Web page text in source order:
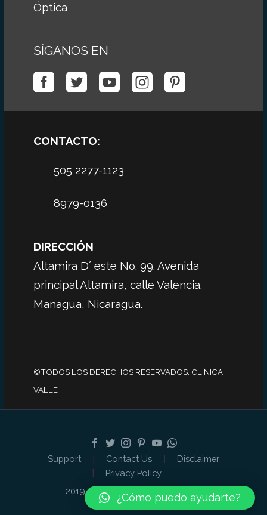
Óptica
SÍGANOS EN
CONTACTO:
505 2277-1123
8979-0136
DIRECCIÓN
Altamira D´ este No. 99. Avenida
principal Altamira, calle Valencia.
Managua, Nicaragua.
©TODOS LOS DERECHOS RESERVADOS, CLÍNICA
VALLE
Support Contact Us
Disclaimer
Privacy Policy
2019 © Copyrights
CodexThemes
¿Cómo puedo ayudarte?